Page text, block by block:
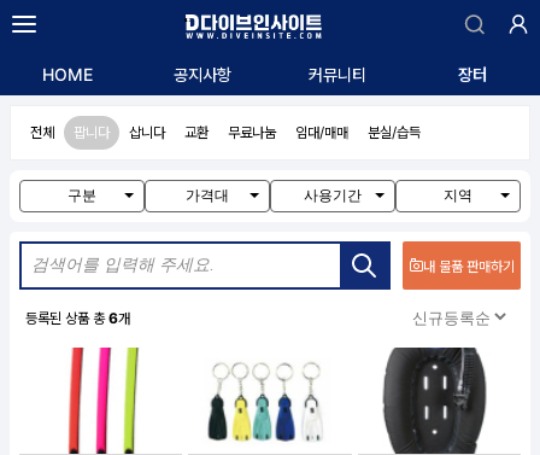
HOME 공지사항 커뮤니티
익명게시판
질문/답변
구인/구직
장터
전체 팝니다 삽니다 교환 무료나눔 임대/매매 분실/습득
구분 가격대 사용기간 지역
내 물품 판매하기
등록된 상품 총6개